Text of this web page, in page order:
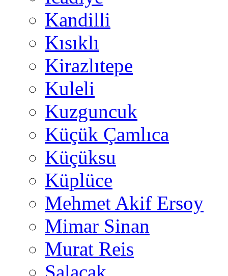
Kandilli
Kısıklı
Kirazlıtepe
Kuleli
Kuzguncuk
Küçük Çamlıca
Küçüksu
Küplüce
Mehmet Akif Ersoy
Mimar Sinan
Murat Reis
Salacak